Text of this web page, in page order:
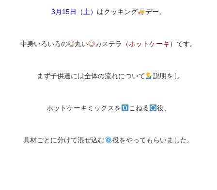
3月15日（土） はクッキング デー。
中身いろいろの◎丸い◎カステラ （ホットケーキ） です。
まず子供達には全体の流れについて 説明をし
ホットケーキミックスを こねる 役、
具材ごとに分けて混ぜ込む 役をやってもらいました。